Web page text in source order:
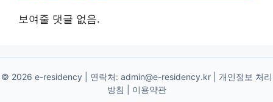
보여줄 댓글 없음.
© 2026 e-residency | 연락처: admin@e-residency.kr| 개인정보 처리
방침
이용약관